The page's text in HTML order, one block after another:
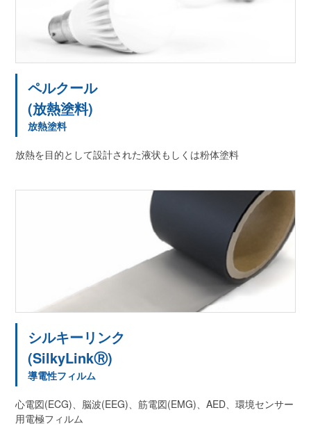
ペルクール
(放熱塗料)
放熱塗料
放熱を目的として設計された液状もしくは粉体塗料
シルキーリンク
(SilkyLinkⓇ)
導電性フィルム
心電図(ECG)、脳波(EEG)、筋電図(EMG)、AED、環境センサー
用電極フィルム